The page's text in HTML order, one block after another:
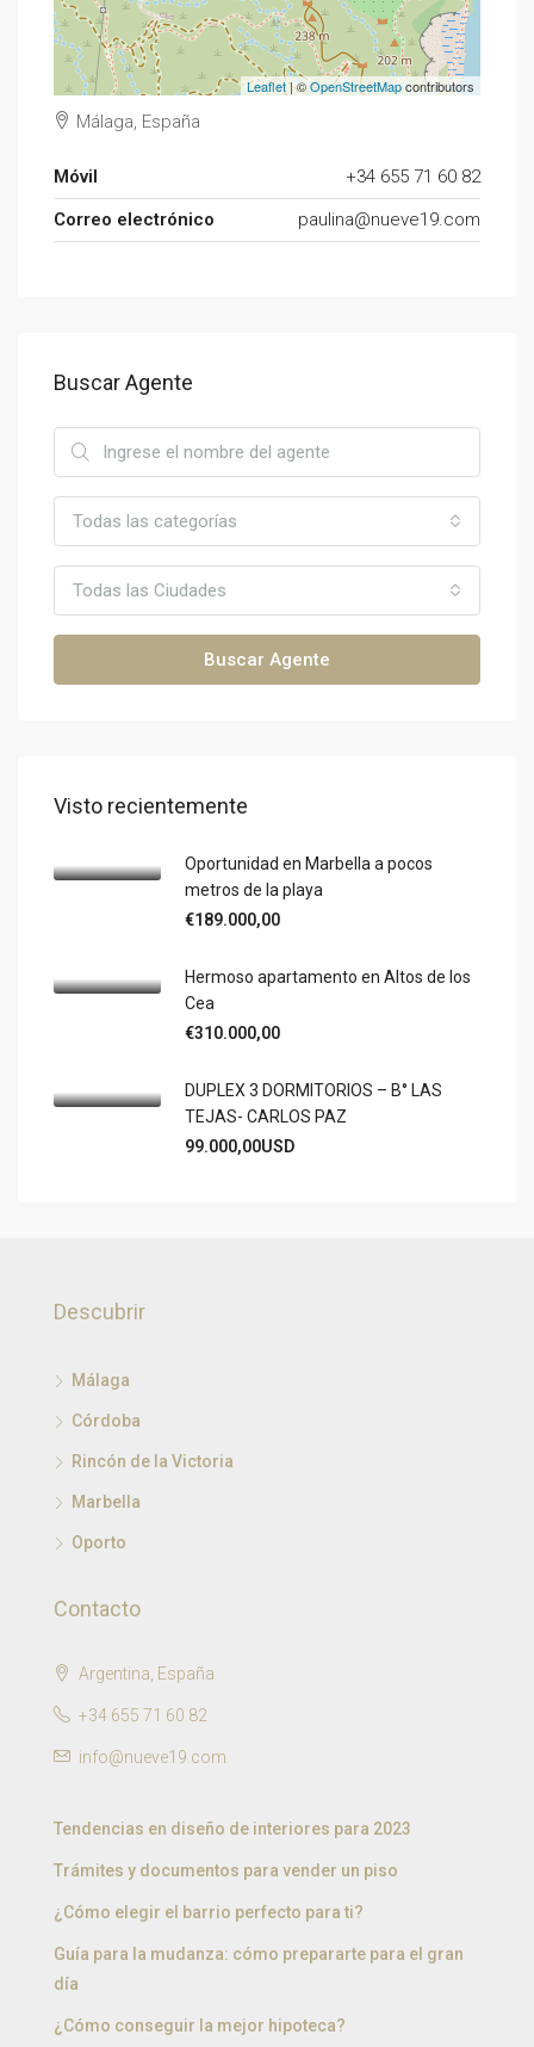
Leaflet| ©OpenStreetMapcontributors
Málaga, España
Móvil
+34 655 71 60 82
Correo electrónico
paulina@nueve19.com
Buscar Agente
Todas las categorías
Todas las Ciudades
Buscar Agente
Visto recientemente
Oportunidad en Marbella a pocos
metros de la playa
€189.000,00
Hermoso apartamento en Altos de los
Cea
€310.000,00
DUPLEX 3 DORMITORIOS – B° LAS
TEJAS- CARLOS PAZ
99.000,00USD
Descubrir
Málaga
Córdoba
Rincón de la Victoria
Marbella
Oporto
Contacto
Argentina, España
+34 655 71 60 82
info@nueve19.com
Tendencias en diseño de interiores para 2023
Trámites y documentos para vender un piso
¿Cómo elegir el barrio perfecto para ti?
Guía para la mudanza: cómo prepararte para el gran
día
¿Cómo conseguir la mejor hipoteca?